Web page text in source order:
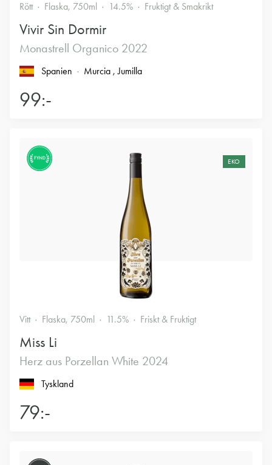
Rött Flaska, 750ml 14.5% Fruktigt & Smakrikt
Vivir Sin Dormir
Monastrell Organico 2022
Spanien Murcia , Jumilla
99:-
FYND EKO
Vitt Flaska, 750ml 11.5% Friskt & Fruktigt
Miss Li
Herz aus Porzellan White 2024
Tyskland
79:-